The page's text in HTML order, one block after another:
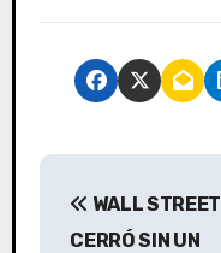
N
WALL STREET
CERRÓ SIN UN